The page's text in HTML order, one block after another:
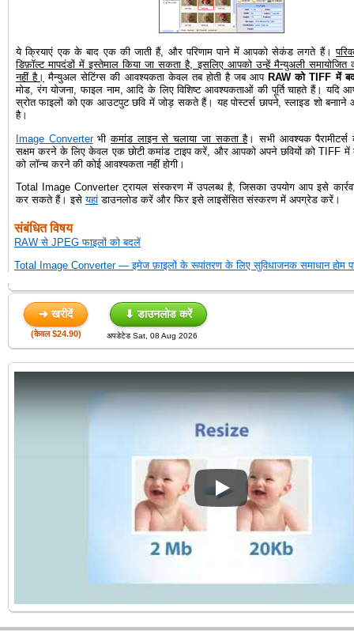
ये क्रियाएं एक के बाद एक की जाती हैं, और परिणाम पाने में आपको सेकंड लगते हैं।
डिफ़ॉल्ट मापदंडों में इस्तेमाल किया जा सकता है, इसलिए आपको उन्हें मैन्युअली
नहीं है। मैन्युअल सेटिंग्स की आवश्यकता केवल तब होती है जब आप RAW को TIFF में
मोड, रंग योजना, फाइल नाम, आदि के लिए विशिष्ट आवश्यकताओं की पूर्ति चाहते हैं। यदि
स्रोत फाइलों को एक आउटपुट छवि में जोड़ सकते हैं। यह पोस्टर्स छापने, स्लाइड शो बनााने
है।
Image Converterभीकमांड लाइन से चलाया जा सकता है। सभी आवश्यक पैरामीटर्स
सक्षम करने के लिए केवल एक छोटी कमांड टाइप करें, और आपको अपने छवियों को TIFF
को लॉन्च करने की कोई आवश्यकता नहीं होगी।
Total Image Converter ट्रायल संस्करण में उपलब्ध है, जिसका उपयोग आप इसे
कर सकते हैं। इसेयहां डाउनलोड करें और फिर इसे लाइसेंसित संस्करण में अपग्रेड करें।
संबंधित विषय
RAW से JPEG फाइलों को बदलें
Total Image Converter — इमेज फ़ाइलों के रूपांतरण के लिए सुविधाजनक समाधान होम
➜ खरीदें ⬇ डाउनलोड करें
(केवल $24.90) अपडेटेड Sat, 08 Aug 2026
Play